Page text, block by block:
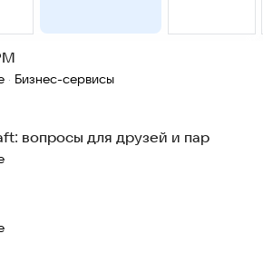
· Бизнес-сервисы
вопросы для друзей и пар